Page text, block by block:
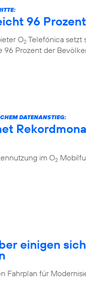
96
O2 Telefónica setzt
Prozent der
DATENANSTIEG:
im O2
einigen
Fahrplan für